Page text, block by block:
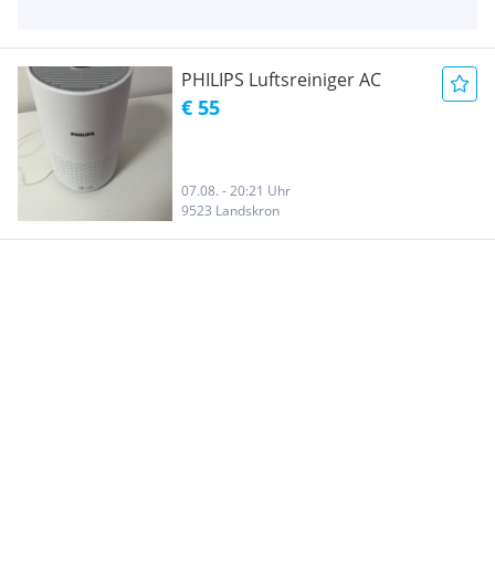
PHILIPS Luftsreiniger AC
€ 55
07.08. - 20:21 Uhr
9523 Landskron